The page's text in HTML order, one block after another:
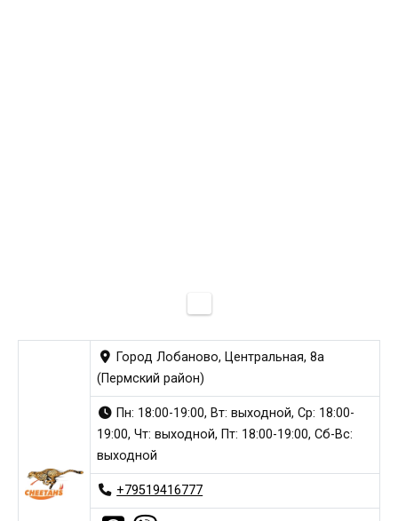
Город Лобаново, Центральная, 8а
(Пермский район)
Пн: 18:00-19:00, Вт: выходной, Ср: 18:00-
19:00, Чт: выходной, Пт: 18:00-19:00, Сб-Вс:
выходной
+79519416777